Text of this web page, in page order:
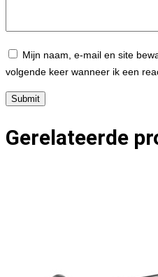
Mijn naam, e-mail en site
volgende keer wanneer ik een
Gerelateerde